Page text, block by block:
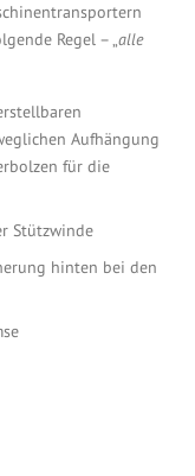
Regel – „alle
Aufhängung
für die
Stützwinde
hinten bei den